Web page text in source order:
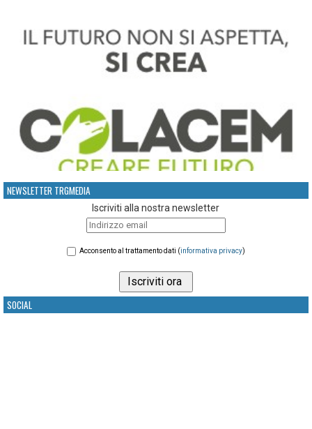
NEWSLETTER TRGMEDIA
Iscriviti alla nostra newsletter
Acconsento al trattamento dati (informativa privacy)
SOCIAL